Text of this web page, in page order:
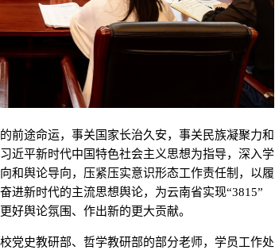
途命运，事关国家长治久安，事关民族凝聚力和
近平新时代中国特色社会主义思想为指导，深入学
和舆论导向，压紧压实意识形态工作责任制，以履
进新时代的主流思想舆论，为云南省实现“3815”
好舆论氛围、作出新的更大贡献。
史教研部、哲学教研部的部分老师，学员工作处